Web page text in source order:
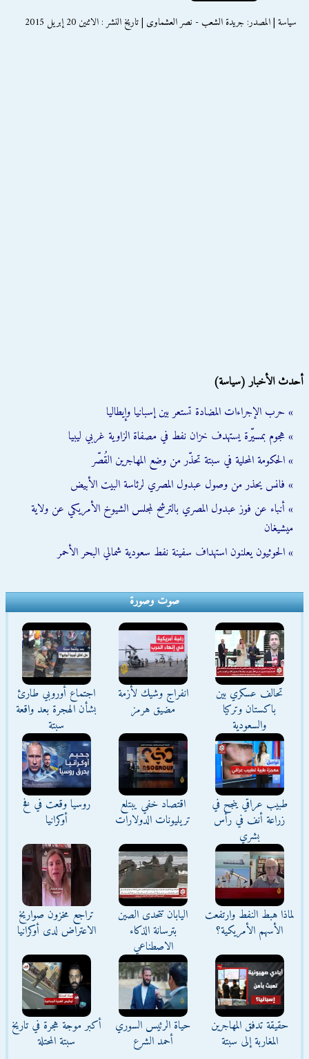
سياسة | المصدر: جريدة الشعب - نصر العشماوى | تاريخ النشر : الاثنين 20 إبريل 2015
أحدث الأخبار (سياسة)
» حرب الإجراءات المضادة تستعر بين إسبانيا وإيطاليا
» هجوم بمسيّرة يستهدف خزان نفط في مصفاة الزاوية غربي ليبيا
» الحكومة المحلية في سبتة تحذّر من وضع المهاجرين القُصّر
» فانس يحذر من وصول عبدول المصري لرئاسة البيت الأبيض
» أنباء عن فوز عبدول المصري بالترشح لمجلس الشيوخ الأمريكي عن ولاية
ميشيغان
» الحوثيون يعلنون استهداف سفينة نفط سعودية شمالي البحر الأحمر
صوت وصورة
تحالف عسكري بين
باكستان وتركيا
والسعودية
انفراج وشيك لأزمة
مضيق هرمز
اجتماع أوروبي طارئ
بشأن الهجرة بعد واقعة
سبتة
طبيب عراقي ينجح في
زراعة أنف في رأس
بشري
اقتصاد خفي يبتلع
تريليونات الدولارات
روسيا وقعت في فخ
أوكرانيا
لماذا هبط النفط وارتفعت
الأسهم الأمريكية؟
اليابان تتحدى الصين
بترسانة الذكاء
الاصطناعي
تراجع مخزون صواريخ
الاعتراض لدى أوكرانيا
حقيقة تدفق المهاجرين
المغاربة إلى سبتة
حياة الرئيس السوري
أحمد الشرع
أكبر موجة هجرة في تاريخ
سبتة المحتلة